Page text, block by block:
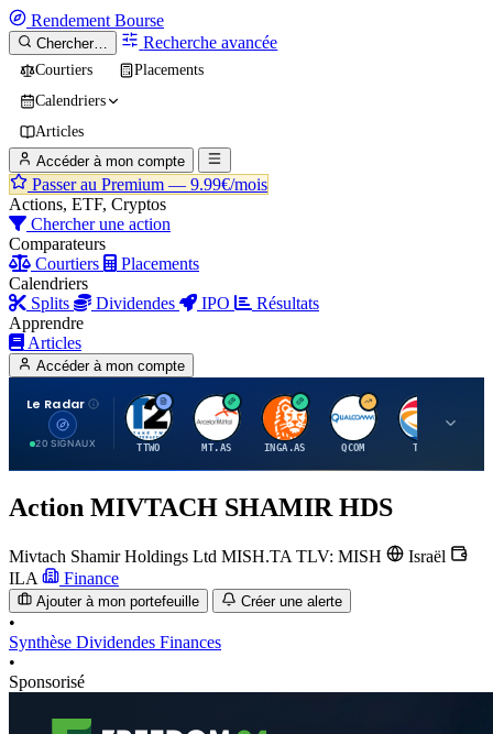
Rendement Bourse
Chercher… Recherche avancée
Courtiers
Placements
Calendriers
Articles
Accéder à mon compte
Passer au Premium — 9.99€/mois
Actions, ETF, Cryptos
Chercher une action
Comparateurs
Courtiers
Placements
Calendriers
Splits
Dividendes IPO
Résultats
Apprendre
Articles
Accéder à mon compte
Le Radar
20 SIGNAUX
T
TTWO
A
MT.AS
I
INGA.AS
Q
QCOM
T
TTE
Action MIVTACH SHAMIR HDS
Mivtach Shamir Holdings Ltd MISH.TA TLV: MISH
Israël
ILA
Finance
Ajouter à mon portefeuille Créer une alerte
•
Synthèse Dividendes Finances
•
Sponsorisé